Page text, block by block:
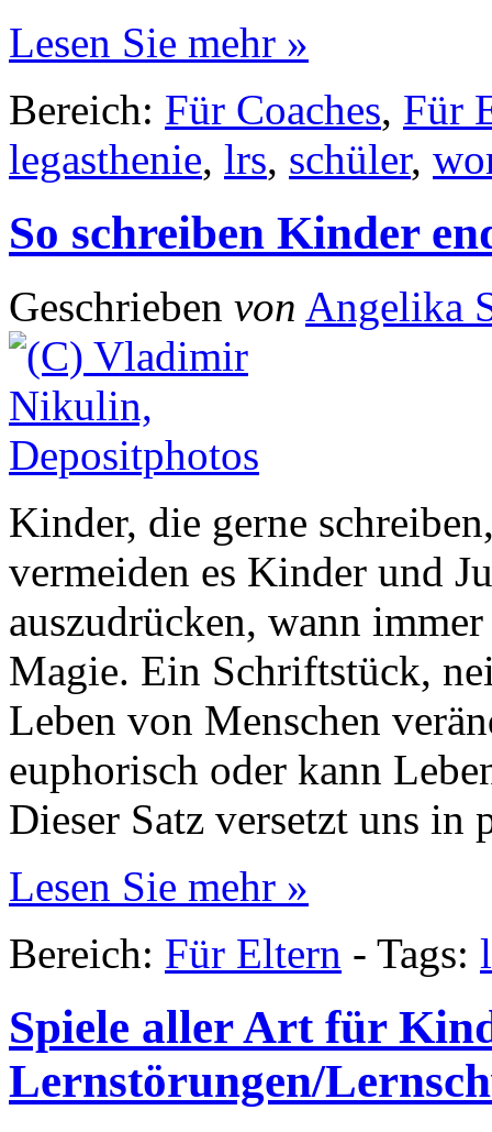
Lesen Sie mehr »
Bereich: Für Coaches, Für
legasthenie, lrs, schüler,
So schreiben Kinder
Geschrieben von Angelika
Kinder, die gerne
vermeiden es Kinder und
auszudrücken, wann
Magie. Ein Schriftstück,
Leben von Menschen
euphorisch oder kann
Dieser Satz versetzt uns
Lesen Sie mehr »
Bereich: Für Eltern - Tags:
Spiele aller Art für
Lernstörungen/